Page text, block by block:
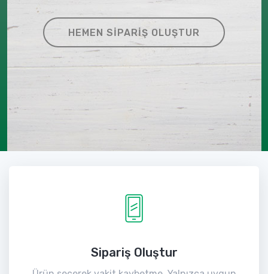
HEMEN SIPARIŞ OLUŞTUR
Sipariş Oluştur